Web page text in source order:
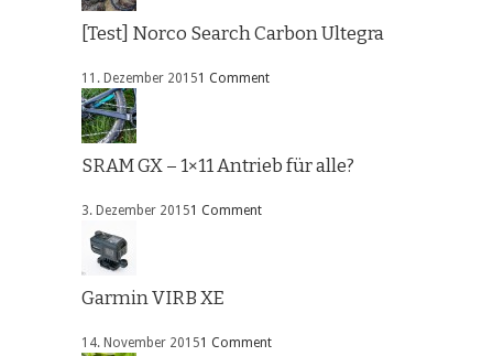
[Test] Norco Search Carbon Ultegra
11. Dezember 20151 Comment
SRAM GX – 1×11 Antrieb für alle?
3. Dezember 20151 Comment
Garmin VIRB XE
14. November 20151 Comment